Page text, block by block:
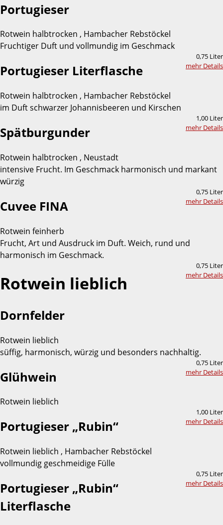
Portugieser
Rotwein halbtrocken , Hambacher Rebstöckel
Fruchtiger Duft und vollmundig im Geschmack
0,75 Liter
mehr Details
Portugieser Literflasche
Rotwein halbtrocken , Hambacher Rebstöckel
im Duft schwarzer Johannisbeeren und Kirschen
1,00 Liter
mehr Details
Spätburgunder
Rotwein halbtrocken , Neustadt
intensive Frucht. Im Geschmack harmonisch und markant
würzig
0,75 Liter
mehr Details
Cuvee FINA
Rotwein feinherb
Frucht, Art und Ausdruck im Duft. Weich, rund und
harmonisch im Geschmack.
0,75 Liter
mehr Details
Rotwein lieblich
Dornfelder
Rotwein lieblich
süffig, harmonisch, würzig und besonders nachhaltig.
0,75 Liter
mehr Details
Glühwein
Rotwein lieblich
1,00 Liter
mehr Details
Portugieser „Rubin“
Rotwein lieblich , Hambacher Rebstöckel
vollmundig geschmeidige Fülle
0,75 Liter
mehr Details
Portugieser „Rubin“
Literflasche